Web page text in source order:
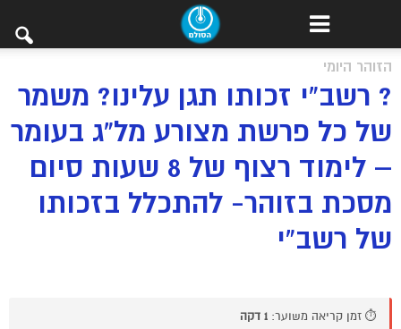
הזוהר היומי
? רשב”י זכותו תגן עלינו? משמר
של כל פרשת מצורע מל”ג בעומר
– לימוד רצוף של 8 שעות סיום
מסכת בזוהר- להתכלל בזכותו
של רשב”י
⏱️ זמן קריאה משוער: 1 דקה